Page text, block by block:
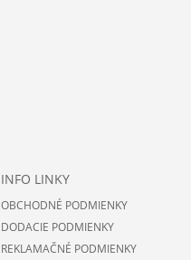
INFO LINKY
OBCHODNÉ PODMIENKY
DODACIE PODMIENKY
REKLAMAČNÉ PODMIENKY